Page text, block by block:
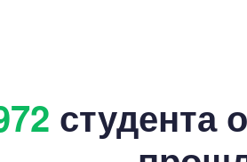
студента